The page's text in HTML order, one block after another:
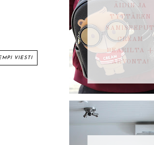
VIESTI
ÄIDIN JA
TYTTÄREN
SAMISREPUT
CREAM
BEARILTA +
ARVONTA!